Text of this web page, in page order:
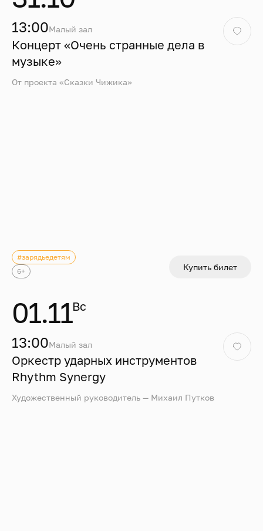
13:00Малый зал
Концерт «Очень странные дела в
музыке»
От проекта «Сказки Чижика»
Купить билет
#зарядьедетям
6+
01.11Вс
13:00Малый зал
Оркестр ударных инструментов
Rhythm Synergy
Художественный руководитель — Михаил Путков